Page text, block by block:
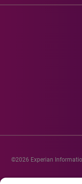
©2026 Experian